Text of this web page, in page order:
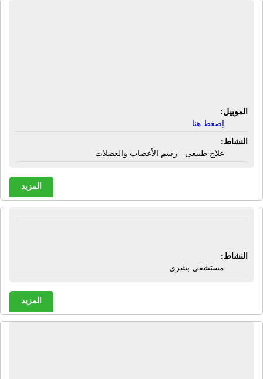
الموبيل:
إضغط هنا
النشاط:
علاج طبيعى - رسم الأعصاب والعضلات
المزيد
النشاط:
مستشفى بشرى
المزيد